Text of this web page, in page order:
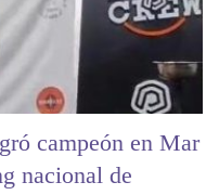
campeón en Mar
nacional de